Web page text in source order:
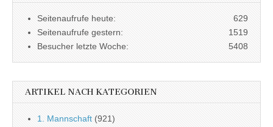
629
Seitenaufrufe heute:
1519
Seitenaufrufe gestern:
5408
Besucher letzte Woche:
ARTIKEL NACH KATEGORIEN
1. Mannschaft (921)